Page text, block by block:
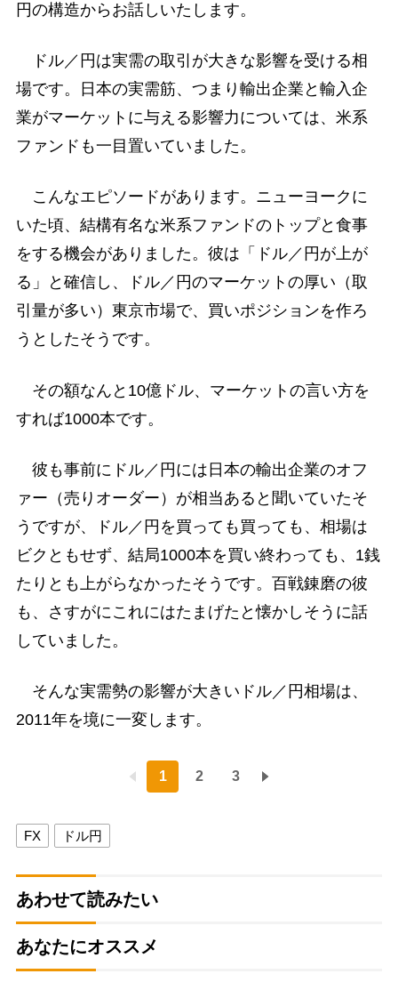
円の構造からお話しいたします。
ドル／円は実需の取引が大きな影響を受ける相
場です。日本の実需筋、つまり輸出企業と輸入企
業がマーケットに与える影響力については、米系
ファンドも一目置いていました。
こんなエピソードがあります。ニューヨークに
いた頃、結構有名な米系ファンドのトップと食事
をする機会がありました。彼は「ドル／円が上が
る」と確信し、ドル／円のマーケットの厚い（取
引量が多い）東京市場で、買いポジションを作ろ
うとしたそうです。
その額なんと10億ドル、マーケットの言い方を
すれば1000本です。
彼も事前にドル／円には日本の輸出企業のオフ
ァー（売りオーダー）が相当あると聞いていたそ
うですが、ドル／円を買っても買っても、相場は
ビクともせず、結局1000本を買い終わっても、1銭
たりとも上がらなかったそうです。百戦錬磨の彼
も、さすがにこれにはたまげたと懐かしそうに話
していました。
そんな実需勢の影響が大きいドル／円相場は、
2011年を境に一変します。
1 2 3
FX ドル円
あわせて読みたい
あなたにオススメ